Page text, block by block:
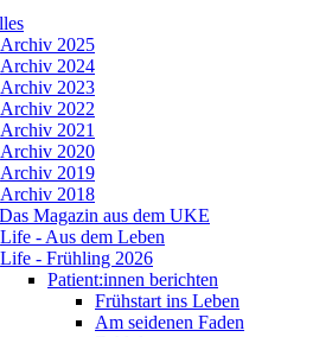
Archiv 2025
Archiv 2024
Archiv 2023
Archiv 2022
Archiv 2021
Archiv 2020
Archiv 2019
Archiv 2018
Magazin aus dem UKE
Life - Aus dem Leben
Life - Frühling 2026
Patient:innen berichten
Frühstart ins Leben
Am seidenen Faden